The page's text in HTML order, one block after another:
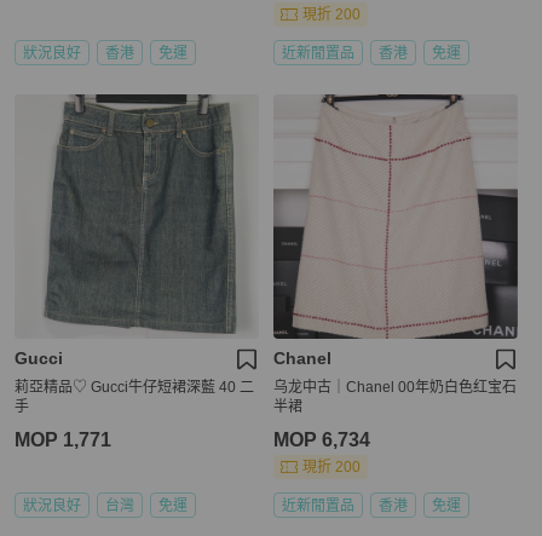
狀況良好 香港 免運
現折 200
近新閒置品 香港 免運
Gucci
莉亞精品♡ Gucci牛仔短裙深藍 40 二
手
MOP 1,771
狀況良好 台灣 免運
Chanel
乌龙中古｜Chanel 00年奶白色红宝石
半裙
MOP 6,734
現折 200
近新閒置品 香港 免運